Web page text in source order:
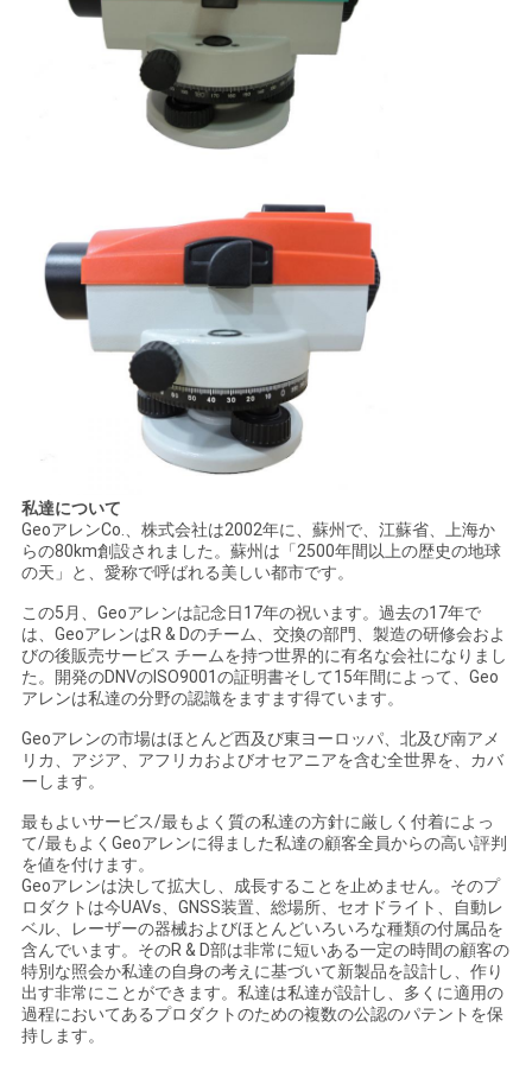
私達について
GeoアレンCo.、株式会社は2002年に、蘇州で、江蘇省、上海か
らの80km創設されました。蘇州は「2500年間以上の歴史の地球
の天」と、愛称で呼ばれる美しい都市です。
この5月、Geoアレンは記念日17年の祝います。過去の17年で
は、GeoアレンはR & Dのチーム、交換の部門、製造の研修会およ
びの後販売サービス チームを持つ世界的に有名な会社になりまし
た。開発のDNVのISO9001の証明書そして15年間によって、Geo
アレンは私達の分野の認識をますます得ています。
Geoアレンの市場はほとんど西及び東ヨーロッパ、北及び南アメ
リカ、アジア、アフリカおよびオセアニアを含む全世界を、カバ
ーします。
最もよいサービス/最もよく質の私達の方針に厳しく付着によっ
て/最もよくGeoアレンに得ました私達の顧客全員からの高い評判
を値を付けます。
Geoアレンは決して拡大し、成長することを止めません。そのプ
ロダクトは今UAVs、GNSS装置、総場所、セオドライト、自動レ
ベル、レーザーの器械およびほとんどいろいろな種類の付属品を
含んでいます。そのR & D部は非常に短いある一定の時間の顧客の
特別な照会か私達の自身の考えに基づいて新製品を設計し、作り
出す非常にことができます。私達は私達が設計し、多くに適用の
過程においてあるプロダクトのための複数の公認のパテントを保
持します。